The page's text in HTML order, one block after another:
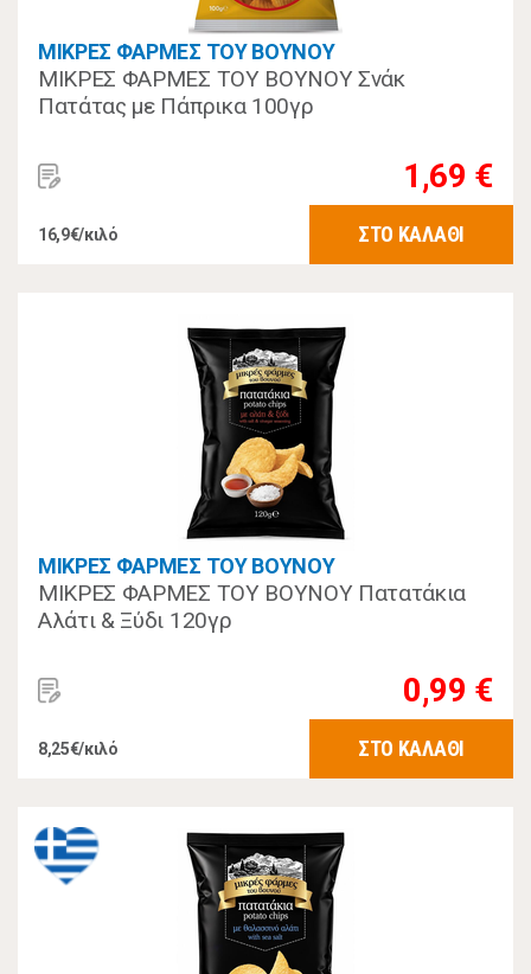
ΜΙΚΡΕΣ ΦΑΡΜΕΣ ΤΟΥ ΒΟΥΝΟΥ
ΜΙΚΡΕΣ ΦΑΡΜΕΣ ΤΟΥ ΒΟΥΝΟΥ Σνάκ
Πατάτας με Πάπρικα 100γρ
1,69 €
16,9€/κιλό ΣΤΟ ΚΑΛΑΘΙ
ΜΙΚΡΕΣ ΦΑΡΜΕΣ ΤΟΥ ΒΟΥΝΟΥ
ΜΙΚΡΕΣ ΦΑΡΜΕΣ ΤΟΥ ΒΟΥΝΟΥ Πατατάκια
Αλάτι & Ξύδι 120γρ
0,99 €
8,25€/κιλό ΣΤΟ ΚΑΛΑΘΙ